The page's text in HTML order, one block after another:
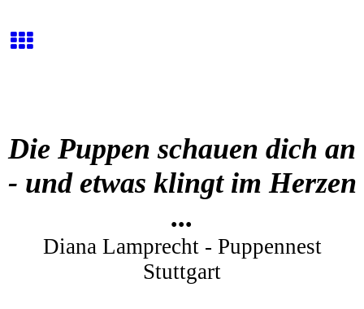
Die Puppen schauen dich an
- und etwas klingt im Herzen
...
Diana Lamprecht - Puppennest
Stuttgart